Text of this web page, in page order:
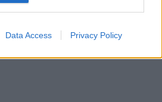
Data Access Privacy Policy